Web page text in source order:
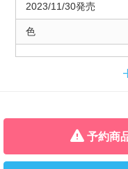
2023/11/30発売
色
予約商